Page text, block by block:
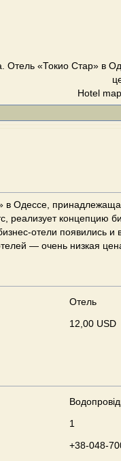
Отель «Токио Стар» в
Hotel
в Одессе,
реализует концепцию
отели появились и
— очень низкая
Отель
12,00 USD
1
+38-048-